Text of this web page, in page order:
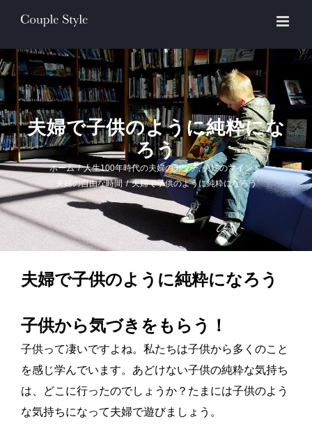
content
夫婦で子供のように純粋にな
ろう
ホーム / 人生100年時代の夫婦のカタチ,夫婦のマインド,
夫婦の自由な時間 / 夫婦で子供のように純粋になろう
夫婦で子供のように純粋になろう
子供から気づきをもらう！
子供って凄いですよね。私たちは子供から多くのこと
を感じ学んでいます。あどけない子供の純粋な気持ち
は、どこに行ったのでしょうか？たまには子供のよう
な気持ちになって夫婦で遊びましょう。